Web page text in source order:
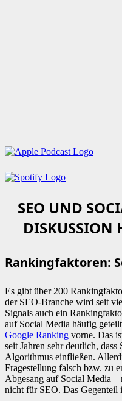
SEO UND
DISKUSSION
Rankingfaktoren:
Es gibt über 200
der SEO-Branche wird seit
Signals auch ein
auf Social Media häufig
Google Ranking vorne. Das
seit Jahren sehr deutlich,
Algorithmus einfließen.
Fragestellung falsch bzw. zu
Abgesang auf Social Media
nicht für SEO. Das Gegenteil